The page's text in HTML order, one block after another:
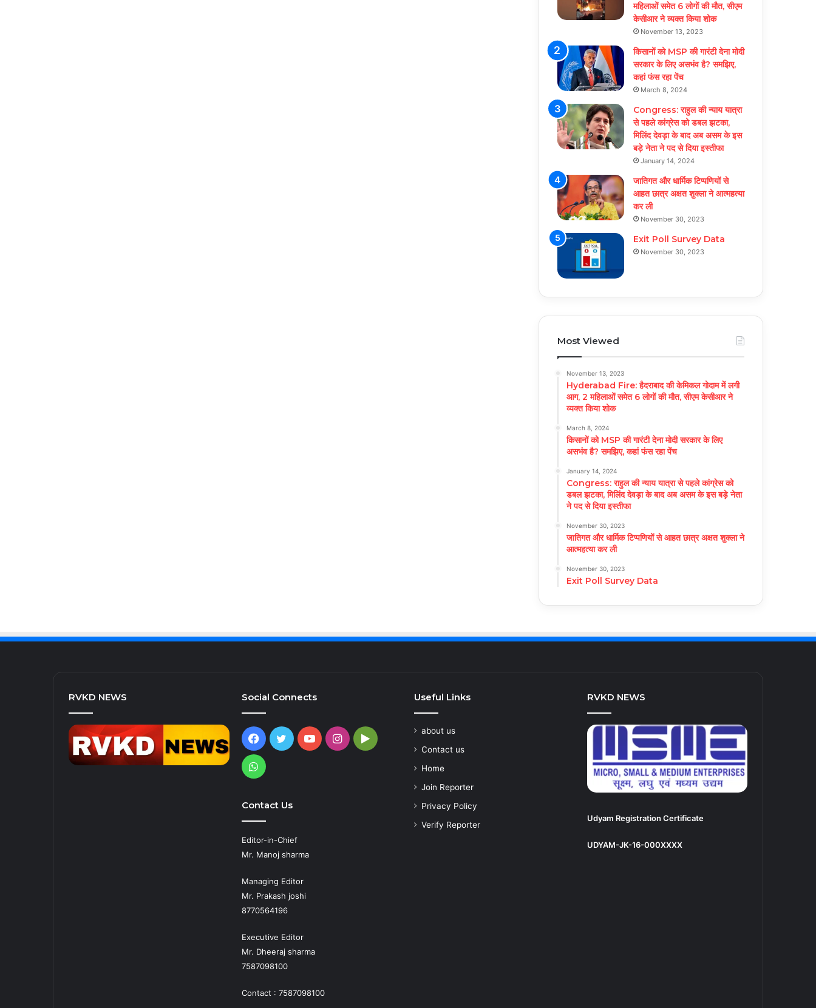
महिलाओं समेत 6 लोगों की मौत, सीएम
केसीआर ने व्यक्त किया शोक
November 13, 2023
किसानों को MSP की गारंटी देना मोदी
सरकार के लिए असभंव है? समझिए,
कहां फंस रहा पेंच
March 8, 2024
Congress: राहुल की न्याय यात्रा
से पहले कांग्रेस को डबल झटका,
मिलिंद देवड़ा के बाद अब असम के इस
बड़े नेता ने पद से दिया इस्तीफा
January 14, 2024
जातिगत और धार्मिक टिप्पणियों से
आहत छात्र अक्षत शुक्ला ने आत्महत्या
कर ली
November 30, 2023
Exit Poll Survey Data
November 30, 2023
Most Viewed
November 13, 2023
Hyderabad Fire: हैदराबाद की केमिकल गोदाम में लगी
आग, 2 महिलाओं समेत 6 लोगों की मौत, सीएम केसीआर ने
व्यक्त किया शोक
March 8, 2024
किसानों को MSP की गारंटी देना मोदी सरकार के लिए
असभंव है? समझिए, कहां फंस रहा पेंच
January 14, 2024
Congress: राहुल की न्याय यात्रा से पहले कांग्रेस को
डबल झटका, मिलिंद देवड़ा के बाद अब असम के इस बड़े नेता
ने पद से दिया इस्तीफा
November 30, 2023
जातिगत और धार्मिक टिप्पणियों से आहत छात्र अक्षत शुक्ला ने
आत्महत्या कर ली
November 30, 2023
Exit Poll Survey Data
RVKD NEWS Social Connects
Facebook
TwitterYouTubeInstagram
Google
WhatsApp
Contact Us
Editor-in-Chief
Mr. Manoj sharma
Managing Editor
Mr. Prakash joshi
8770564196
Executive Editor
Mr. Dheeraj sharma
7587098100
Contact : 7587098100
Useful Links
about us
Contact us
Home
Join Reporter
Privacy Policy
Verify Reporter
RVKD NEWS
Udyam Registration Certificate
UDYAM-JK-16-000XXXX